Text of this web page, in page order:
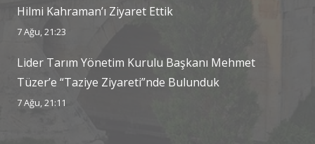
Hilmi Kahraman’ı Ziyaret Ettik
7 Ağu, 21:23
Lider Tarım Yönetim Kurulu Başkanı Mehmet
Tüzer’e “Taziye Ziyareti”nde Bulunduk
7 Ağu, 21:11